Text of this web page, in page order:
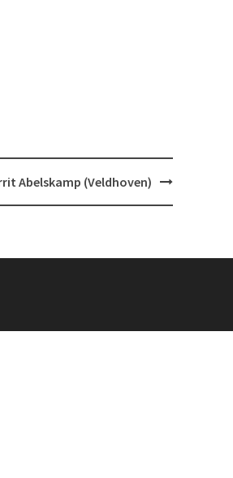
Abelskamp (Veldhoven)